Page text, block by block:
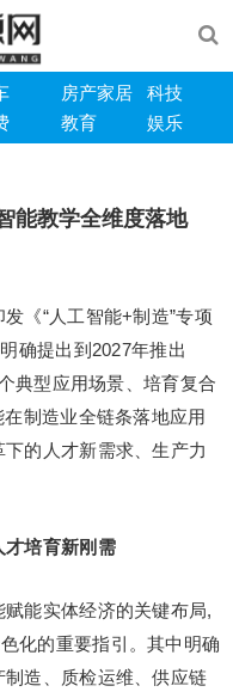
房产家居
科技
教育 娱乐
能教学全维度落地
《“人工智能+制造”专项
确提出到2027年推出
典型应用场景、培育复合
制造业全链条落地应用
的人才新需求、生产力
才培育新刚需
赋能实体经济的关键布局,
化的重要指引。其中明确
造、质检运维、供应链